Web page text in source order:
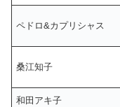
ペドロ&カプリシャス
桑江知子
和田アキ子